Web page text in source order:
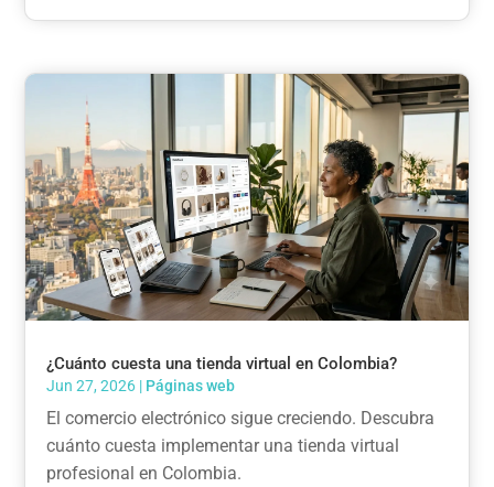
¿Cuánto cuesta una tienda virtual en Colombia?
Jun 27, 2026 | Páginas web
El comercio electrónico sigue creciendo. Descubra
cuánto cuesta implementar una tienda virtual
profesional en Colombia.